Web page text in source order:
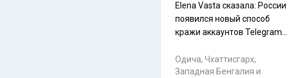
отзывов. По мне – сплошная
физуха, долгий спуск, потом
подъем по этому же пути.
Пока
Elena Vasta сказалa: России
появился новый способ
кражи аккаунтов Telegram
Прочитайте! У моих двух
знакомых вот так увели
Одича, Чхаттисгарх,
Западная Бенгалия и